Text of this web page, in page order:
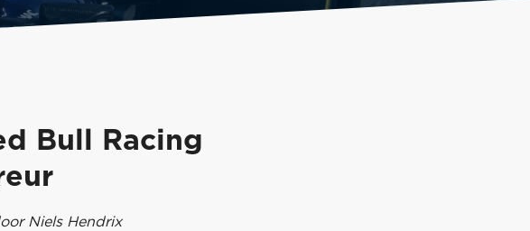
Bull Racing
Niels Hendrix